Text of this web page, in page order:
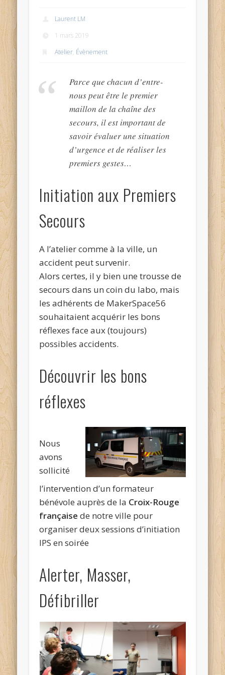
Laurent LM
1 mars 2019
Atelier, Évènement
Parce que chacun d’entre-
nous peut être le premier
maillon de la chaîne des
secours, il est important de
savoir évaluer une situation
d’urgence et de réaliser les
premiers gestes…
Initiation aux Premiers
Secours
A l’atelier comme à la ville, un
accident peut survenir.
Alors certes, il y bien une trousse de
secours dans un coin du labo, mais
les adhérents de MakerSpace56
souhaitaient acquérir les bons
réflexes face aux (toujours)
possibles accidents.
Découvrir les bons
réflexes
Nous
avons
sollicité
l’intervention d’un formateur
bénévole auprès de la Croix-Rouge
française de notre ville pour
organiser deux sessions d’initiation
IPS en soirée
Alerter, Masser,
Défibriller